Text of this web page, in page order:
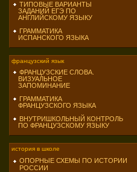
ТИПОВЫЕ ВАРИАНТЫ
ЗАДАНИЙ ЕГЭ ПО
АНГЛИЙСКОМУ ЯЗЫКУ
ГРАММАТИКА
ИСПАНСКОГО ЯЗЫКА
французский язык
ФРАНЦУЗСКИЕ СЛОВА.
ВИЗУАЛЬНОЕ
ЗАПОМИНАНИЕ
ГРАММАТИКА
ФРАНЦУЗСКОГО ЯЗЫКА
ВНУТРИШКОЛЬНЫЙ КОНТРОЛЬ
ПО ФРАНЦУЗСКОМУ ЯЗЫКУ
история в школе
ОПОРНЫЕ СХЕМЫ ПО ИСТОРИИ
РОССИИ